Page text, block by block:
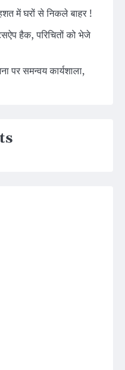
में घरों से निकले बाहर !
हैक, परिचितों को भेजे
पर समन्वय कार्यशाला,